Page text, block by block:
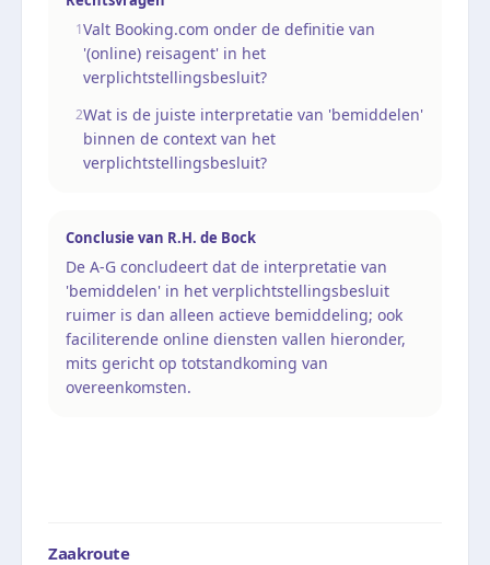
1Valt Booking.com onder de definitie van
'(online) reisagent' in het
verplichtstellingsbesluit?
2Wat is de juiste interpretatie van 'bemiddelen'
binnen de context van het
verplichtstellingsbesluit?
Conclusie van R.H. de Bock
De A-G concludeert dat de interpretatie van
'bemiddelen' in het verplichtstellingsbesluit
ruimer is dan alleen actieve bemiddeling; ook
faciliterende online diensten vallen hieronder,
mits gericht op totstandkoming van
overeenkomsten.
Zaakroute